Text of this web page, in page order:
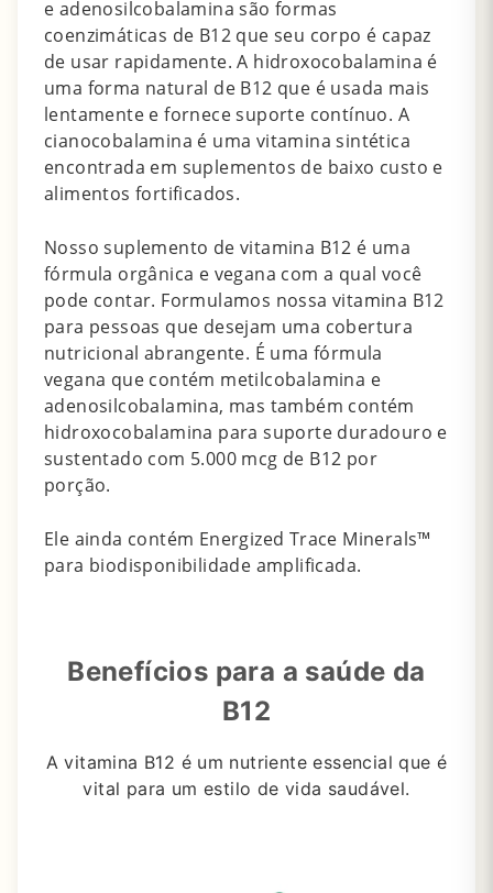
e adenosilcobalamina são formas
coenzimáticas de B12 que seu corpo é capaz
de usar rapidamente.A hidroxocobalamina é
uma forma natural de B12 que é usada mais
lentamente e fornece suporte contínuo. A
cianocobalamina é uma vitamina sintética
encontrada em suplementos de baixo custo e
alimentos fortificados.
Nosso suplemento de vitamina B12 é uma
fórmula orgânica e vegana com a qual você
pode contar. Formulamos nossa vitamina B12
para pessoas que desejam uma cobertura
nutricional abrangente. É uma fórmula
vegana que contém metilcobalamina e
adenosilcobalamina, mas também contém
hidroxocobalamina para suporte duradouro e
sustentado com 5.000 mcg de B12 por
porção.
Ele ainda contém Energized Trace Minerals™
para biodisponibilidade amplificada.
Benefícios para a saúde da
B12
A vitamina B12 é um nutriente essencial que é
vital para um estilo de vida saudável.